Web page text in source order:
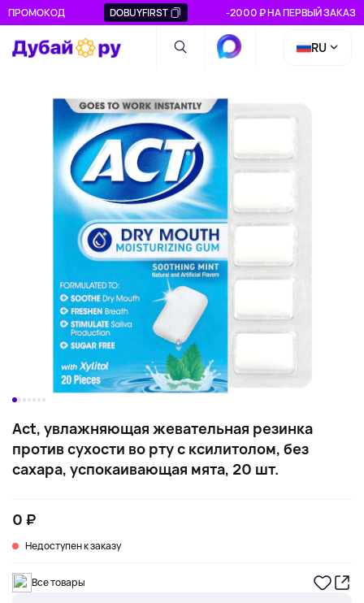
ПРОМОКОД DOBUYFIRST -2000 ₽ НА ПЕРВЫЙ ЗАКАЗ
RU
Act, увлажняющая жевательная резинка
против сухости во рту с ксилитолом, без
сахара, успокаивающая мята, 20 шт.
0 ₽
Недоступен к заказу
Все товары